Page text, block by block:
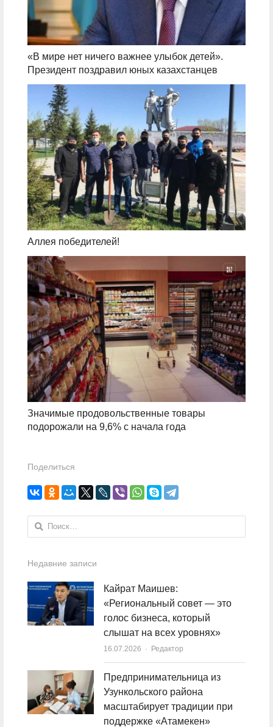
«В мире нет ничего важнее улыбок детей».
Президент поздравил юных казахстанцев
Аллея победителей!
Значимые продовольственные товары
подорожали на 9,6% с начала года
Поделиться
Найти:
Недавние записи
Кайрат Маишев:
«Региональный совет — это
голос бизнеса, который
слышат на всех уровнях»
16.07.2026 Author
Редактор
Предпринимательница из
Узункольского района
масштабирует традиции при
поддержке «Атамекен»